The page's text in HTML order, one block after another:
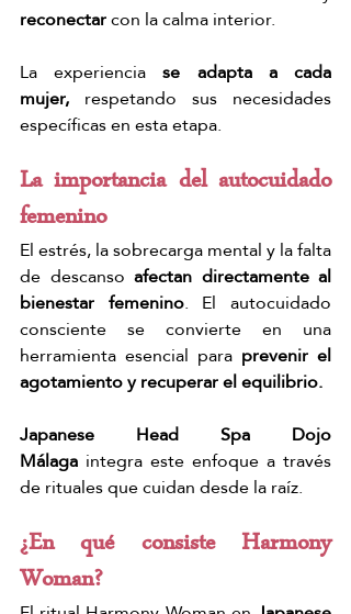
reconectar con la calma interior.
La experiencia se adapta a cada
mujer, respetando sus necesidades
específicas en esta etapa.
La importancia del autocuidado
femenino
El estrés, la sobrecarga mental y la falta
de descanso afectan directamente al
bienestar femenino. El autocuidado
consciente se convierte en una
herramienta esencial para prevenir el
agotamiento y recuperar el equilibrio.
Japanese Head Spa Dojo
Málaga integra este enfoque a través
de rituales que cuidan desde la raíz.
¿En qué consiste Harmony
Woman?